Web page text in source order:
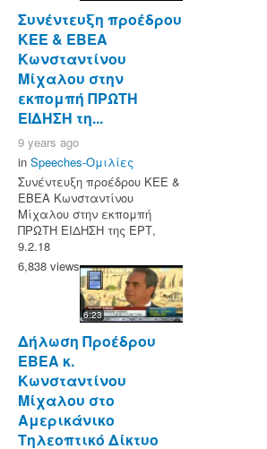
Συνέντευξη προέδρου
ΚΕΕ & ΕΒΕΑ
Κωνσταντίνου
Μίχαλου στην
εκπομπή ΠΡΩΤΗ
ΕΙΔΗΣΗ τη...
9 years ago
in Speeches-Ομιλίες
Συνέντευξη προέδρου ΚΕΕ &
ΕΒΕΑ Κωνσταντίνου
Μίχαλου στην εκπομπή
ΠΡΩΤΗ ΕΙΔΗΣΗ της ΕΡΤ,
9.2.18
6,838 views
6:23
Δήλωση Προέδρου
ΕΒΕΑ κ.
Κωνσταντίνου
Μίχαλου στο
Αμερικάνικο
Τηλεοπτικό Δίκτυο